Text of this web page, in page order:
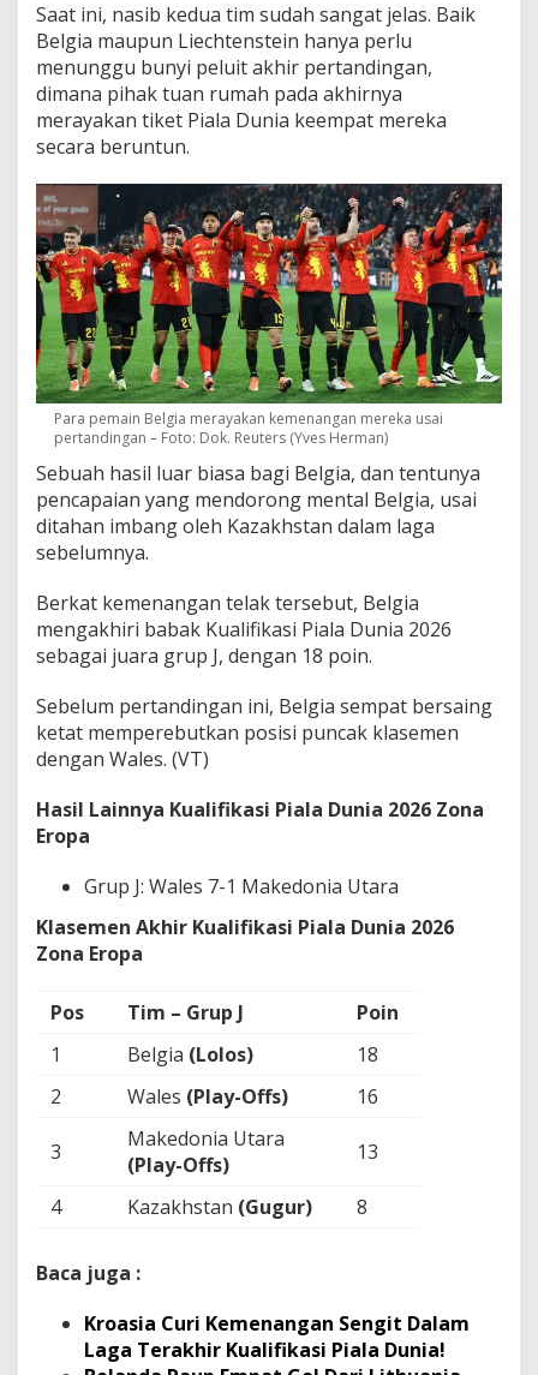
Saat ini, nasib kedua tim sudah sangat jelas. Baik
Belgia maupun Liechtenstein hanya perlu
menunggu bunyi peluit akhir pertandingan,
dimana pihak tuan rumah pada akhirnya
merayakan tiket Piala Dunia keempat mereka
secara beruntun.
Para pemain Belgia merayakan kemenangan mereka usai
pertandingan – Foto: Dok. Reuters (Yves Herman)
Sebuah hasil luar biasa bagi Belgia, dan tentunya
pencapaian yang mendorong mental Belgia, usai
ditahan imbang oleh Kazakhstan dalam laga
sebelumnya.
Berkat kemenangan telak tersebut, Belgia
mengakhiri babak Kualifikasi Piala Dunia 2026
sebagai juara grup J, dengan 18 poin.
Sebelum pertandingan ini, Belgia sempat bersaing
ketat memperebutkan posisi puncak klasemen
dengan Wales. (VT)
Hasil Lainnya Kualifikasi Piala Dunia 2026 Zona
Eropa
Grup J: Wales 7-1 Makedonia Utara
Klasemen Akhir Kualifikasi Piala Dunia 2026
Zona Eropa
Pos Tim – Grup J
Poin
1
Belgia (Lolos)
18
2
Wales (Play-Offs) 16
3
Makedonia Utara
(Play-Offs)
13
4 Kazakhstan (Gugur)
8
Baca juga :
Kroasia Curi Kemenangan Sengit Dalam
Laga Terakhir Kualifikasi Piala Dunia!